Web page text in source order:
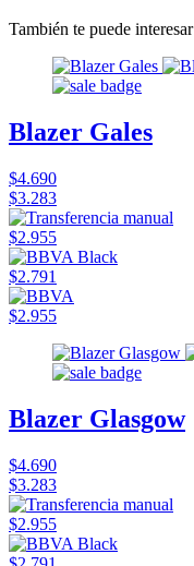
También te puede interesar
Blazer Gales
$4.690
$3.283
$2.955
$2.791
$2.955
Blazer Glasgow
$4.690
$3.283
$2.955